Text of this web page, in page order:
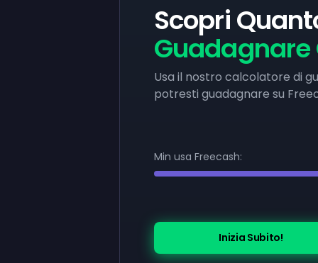
Scopri
Guadagnare
Usa il nostro calcolatore di
potresti guadagnare su
Min usa Freecash:
Inizia Subito!